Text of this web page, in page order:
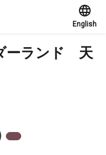
English
ーランド 天